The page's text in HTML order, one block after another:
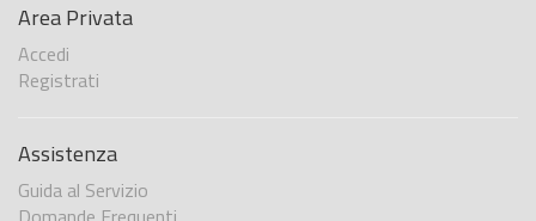
Area Privata
Accedi
Registrati
Assistenza
Guida al Servizio